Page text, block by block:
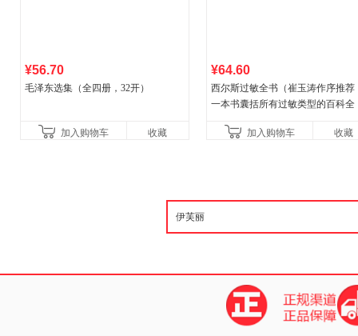
¥56.70
毛泽东选集（全四册，32开）
加入购物车 收藏
¥64.60
西尔斯过敏全书（崔玉涛作序推荐
一本书囊括所有过敏类型的百科全
加入购物车
收藏